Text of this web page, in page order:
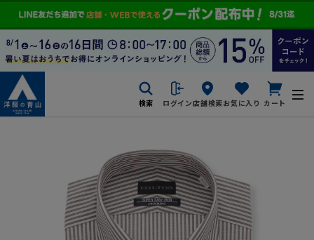
検索 ログイン店舗検索お気に入り カート